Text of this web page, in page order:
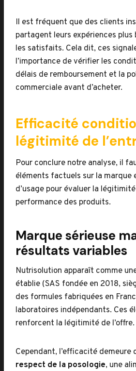
Il est fréquent que des clients
partagent leurs expériences
les satisfaits. Cela dit, ces
l’importance de vérifier les
délais de remboursement et la
commerciale avant d’acheter.
Efficacité
légitimité de
Pour conclure notre analyse, il
éléments factuels sur la marque
d’usage pour évaluer la
performance des produits.
Marque sérieuse
résultats variables
Nutrisolution apparaît comme
établie (SAS fondée en 2018,
des formules fabriquées en
laboratoires indépendants. Ces
renforcent la légitimité de l’offre.
Cependant, l’efficacité demeure
respect de la posologie, une